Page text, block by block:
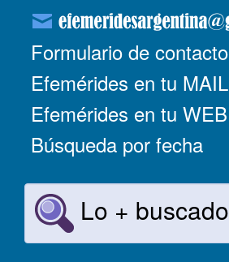
Formulario de contacto
Efemérides en tu MAIL
Efemérides en tu WEB
Búsqueda por fecha
Lo + buscado